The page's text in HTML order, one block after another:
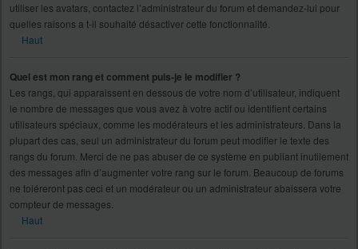
utiliser les avatars, contactez l’administrateur du forum et demandez-lui pour
quelles raisons a t-il souhaité désactiver cette fonctionnalité.
Haut
Quel est mon rang et comment puis-je le modifier ?
Les rangs, qui apparaissent en dessous de votre nom d’utilisateur, indiquent
le nombre de messages que vous avez à votre actif ou identifient certains
utilisateurs spéciaux, comme les modérateurs et les administrateurs. Dans la
plupart des cas, seul un administrateur du forum peut modifier le texte des
rangs du forum. Merci de ne pas abuser de ce système en publiant inutilement
des messages afin d’augmenter votre rang sur le forum. Beaucoup de forums
ne toléreront pas ceci et un modérateur ou un administrateur abaissera votre
compteur de messages.
Haut